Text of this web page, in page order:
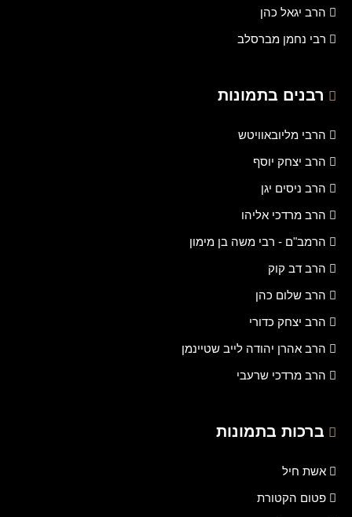
הרב יגאל כהן
רבי נחמן מברסלב
רבנים בתמונות
הרבי מליובאוויטש
הרב יצחק יוסף
הרב ניסים יגן
הרב מרדכי אליהו
הרמב"ם - רבי משה בן מימון
הרב דב קוק
הרב שלום כהן
הרב יצחק כדורי
הרב אהרן יהודה לייב שטיינמן
הרב מרדכי שרעבי
ברכות בתמונות
אשת חיל
פטום הקטורת